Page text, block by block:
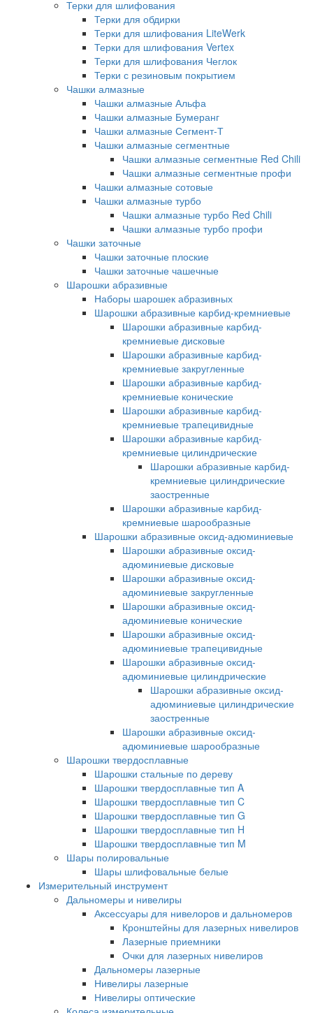
Терки для шлифования
Терки для обдирки
Терки для шлифования LiteWerk
Терки для шлифования Vertex
Терки для шлифования Чеглок
Терки с резиновым покрытием
Чашки алмазные
Чашки алмазные Альфа
Чашки алмазные Бумеранг
Чашки алмазные Сегмент-Т
Чашки алмазные сегментные
Чашки алмазные сегментные Red Chili
Чашки алмазные сегментные профи
Чашки алмазные сотовые
Чашки алмазные турбо
Чашки алмазные турбо Red Chili
Чашки алмазные турбо профи
Чашки заточные
Чашки заточные плоские
Чашки заточные чашечные
Шарошки абразивные
Наборы шарошек абразивных
Шарошки абразивные карбид-кремниевые
Шарошки абразивные карбид-
кремниевые дисковые
Шарошки абразивные карбид-
кремниевые закругленные
Шарошки абразивные карбид-
кремниевые конические
Шарошки абразивные карбид-
кремниевые трапецивидные
Шарошки абразивные карбид-
кремниевые цилиндрические
Шарошки абразивные карбид-
кремниевые цилиндрические
заостренные
Шарошки абразивные карбид-
кремниевые шарообразные
Шарошки абразивные оксид-адюминиевые
Шарошки абразивные оксид-
адюминиевые дисковые
Шарошки абразивные оксид-
адюминиевые закругленные
Шарошки абразивные оксид-
адюминиевые конические
Шарошки абразивные оксид-
адюминиевые трапецивидные
Шарошки абразивные оксид-
адюминиевые цилиндрические
Шарошки абразивные оксид-
адюминиевые цилиндрические
заостренные
Шарошки абразивные оксид-
адюминиевые шарообразные
Шарошки твердосплавные
Шарошки стальные по дереву
Шарошки твердосплавные тип A
Шарошки твердосплавные тип C
Шарошки твердосплавные тип G
Шарошки твердосплавные тип H
Шарошки твердосплавные тип M
Шары полировальные
Шары шлифовальные белые
Измерительный инструмент
Дальномеры и нивелиры
Аксессуары для нивелоров и дальномеров
Кронштейны для лазерных нивелиров
Лазерные приемники
Очки для лазерных нивелиров
Дальномеры лазерные
Нивелиры лазерные
Нивелиры оптические